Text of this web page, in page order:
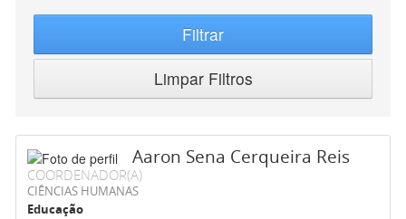
Filtrar
Limpar Filtros
Aaron Sena Cerqueira Reis
COORDENADOR(A)
CIÊNCIAS HUMANAS
Educação